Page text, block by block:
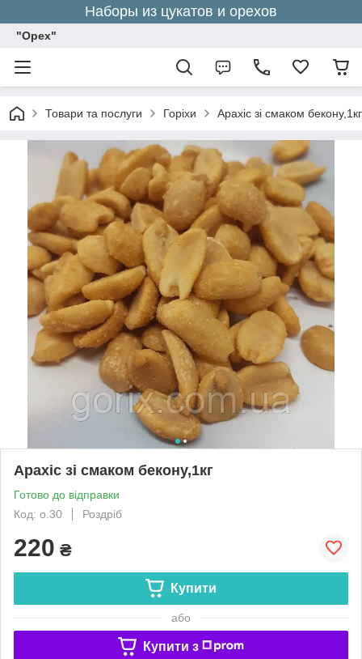
Наборы из цукатов и орехов
"Орех"
Товари та послуги Горіхи Арахіс зі смаком бекону,1кг
Арахіс зі смаком бекону,1кг
Готово до відправки
Код: о.30
Роздріб
220 ₴
Купити
або
Купити з